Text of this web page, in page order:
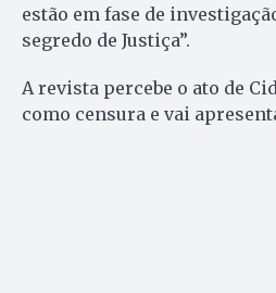
estão em fase de
segredo de Justiça”.
A revista percebe o ato de
como censura e vai